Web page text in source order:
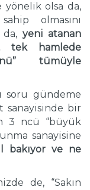
yönelik olsa da,
olmasını
yeni atanan
tek hamlede
tümüyle
soru gündeme
sanayisinde bir
3 ncü “büyük
sanayisine
bakıyor ve ne
de, “Sakın